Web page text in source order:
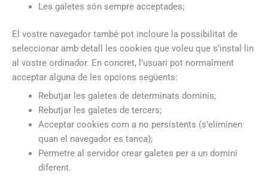
Les galetes són sempre acceptades;
El vostre navegador també pot incloure la possibilitat de
seleccionar amb detall les cookies que voleu que s’instal·lin
al vostre ordinador. En concret, l’usuari pot normalment
acceptar alguna de les opcions següents:
Rebutjar les galetes de determinats dominis;
Rebutjar les galetes de tercers;
Acceptar cookies com a no persistents (s’eliminen
quan el navegador es tanca);
Permetre al servidor crear galetes per a un domini
diferent.